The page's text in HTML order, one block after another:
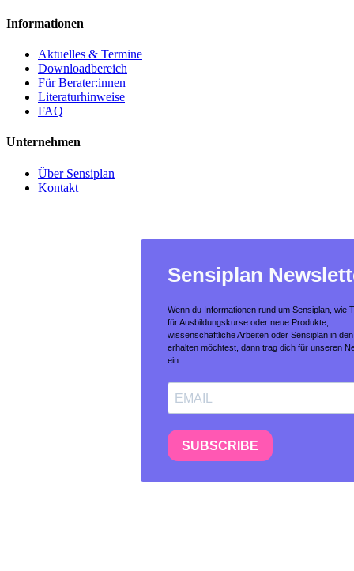
Informationen
Aktuelles & Termine
Downloadbereich
Für Berater:innen
Literaturhinweise
FAQ
Unternehmen
Über Sensiplan
Kontakt